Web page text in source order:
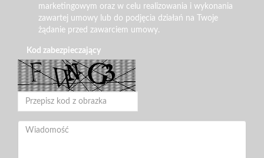
marketingowym oraz w celu realizowania i wykonania
zawartej umowy lub do podjęcia działań na Twoje
żądanie przed zawarciem umowy.
Kod zabezpieczający